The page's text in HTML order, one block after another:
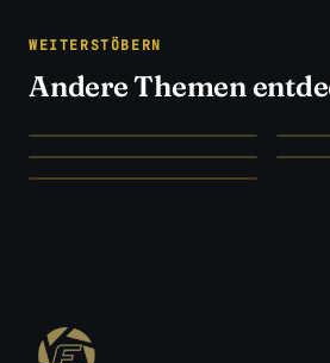
WEITERSTÖBERN
Andere Themen
SZENE UNFILTERED
Szene →